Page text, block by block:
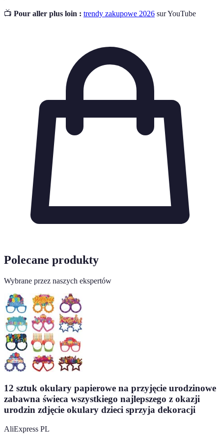
📺 Pour aller plus loin : trendy zakupowe 2026 sur YouTube
Polecane produkty
Wybrane przez naszych ekspertów
12 sztuk okulary papierowe na przyjęcie urodzinowe
zabawna świeca wszystkiego najlepszego z okazji
urodzin zdjęcie okulary dzieci sprzyja dekoracji
AliExpress PL